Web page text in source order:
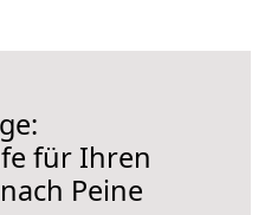
für Ihren
Peine